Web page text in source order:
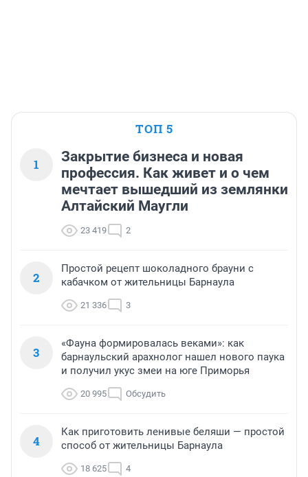
ТОП 5
1
Закрытие бизнеса и новая
профессия. Как живет и о чем
мечтает вышедший из землянки
Алтайский Маугли
23 419 2
2
Простой рецепт шоколадного брауни с
кабачком от жительницы Барнаула
21 336 3
3
«Фауна формировалась веками»: как
барнаульский арахнолог нашел нового паука
и получил укус змеи на юге Приморья
20 995 Обсудить
4
Как приготовить ленивые беляши — простой
способ от жительницы Барнаула
18 625 4